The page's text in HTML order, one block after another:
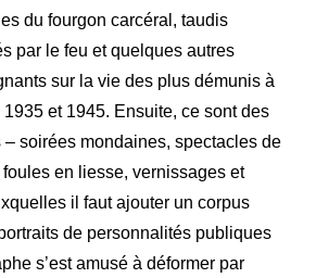
du fourgon carcéral, taudis
par le feu et quelques autres
sur la vie des plus démunis à
1935 et 1945. Ensuite, ce sont des
– soirées mondaines, spectacles de
en liesse, vernissages et
il faut ajouter un corpus
de personnalités publiques
s’est amusé à déformer par